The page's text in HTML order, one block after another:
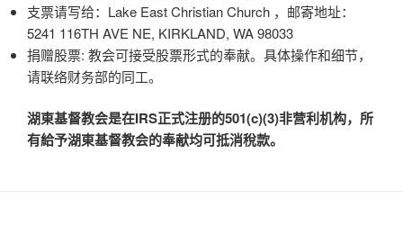
支票请写给：Lake East Christian Church ，邮寄地址：
5241 116TH AVE NE, KIRKLAND, WA 98033
捐赠股票: 教会可接受股票形式的奉献。具体操作和细节，
请联络财务部的同工。
湖東基督教会是在IRS正式注册的501(c)(3)非营利机构，所
有給予湖東基督教会的奉献均可抵消稅款。